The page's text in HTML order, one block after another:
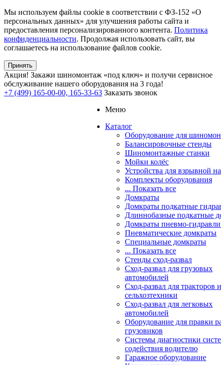
Мы используем файлы cookie в соответствии с ФЗ-152 «О
персональных данных» для улучшения работы сайта и
предоставления персонализированного контента. Политика
конфиденциальности. Продолжая использовать сайт, вы
соглашаетесь на использование файлов cookie.
Принять
Акция! Закажи шиномонтаж «под ключ» и получи сервисное
обслуживание нашего оборудования на 3 года!
+7 (499) 165-00-00, 165-33-63 Заказать звонок
Меню
Каталог
Оборудование для
Балансировочные стенды
Шиномонтажные станки
Мойки колёс
Устройства для взрывной
Комплекты оборудования
... Показать все
Домкраты
Домкраты подкатные
Длиннобазные подкатные
Домкраты пневмо-
Пневматические домкраты
Специальные домкраты
... Показать все
Стенды сход-развал
Сход-развал для грузовых
автомобилей
Сход-развал для тракторов и
сельхозтехники
Сход-развал для легковых
автомобилей
Оборудование для правки
грузовиков
Системы диагностики
содействия водителю
Гаражное оборудование